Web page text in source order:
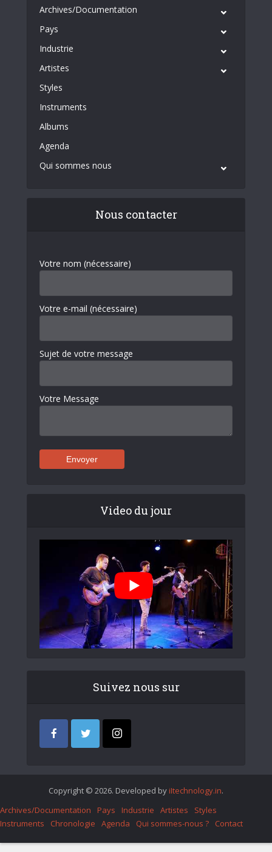
Archives/Documentation
Pays
Industrie
Artistes
Styles
Instruments
Albums
Agenda
Qui sommes nous
Nous contacter
Votre nom (nécessaire)
Votre e-mail (nécessaire)
Sujet de votre message
Votre Message
Video du jour
Suivez nous sur
Copyright © 2026. Developed by iItechnology.in.
Archives/Documentation
Pays Industrie Artistes
Styles
Instruments
Chronologie Agenda Qui sommes-nous ? Contact